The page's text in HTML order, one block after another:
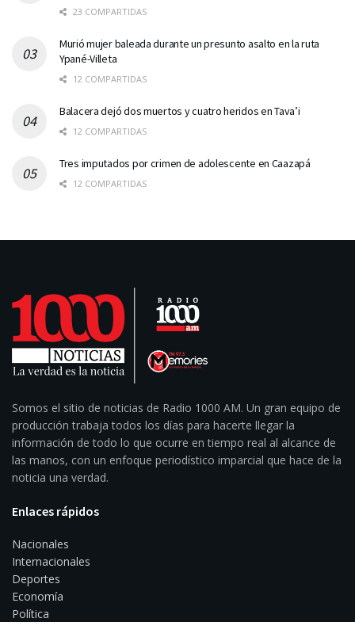
23 COMPARTIDAS
Murió mujer baleada durante un presunto asalto en la ruta
Ypané-Villeta
12 COMPARTIDAS
Balacera dejó dos muertos y cuatro heridos en Tava’i
12 COMPARTIDAS
Tres imputados por crimen de adolescente en Caazapá
12 COMPARTIDAS
Somos el sitio de noticias de Radio 1000 AM. Un gran equipo de
producción trabaja todos los días para hacerte llegar la
información de todo lo que ocurre en tiempo real al alcance de
las manos, con un enfoque periodístico imparcial que hace de la
noticia una verdad.
Enlaces rápidos
Nacionales
Internacionales
Deportes
Economía
Política